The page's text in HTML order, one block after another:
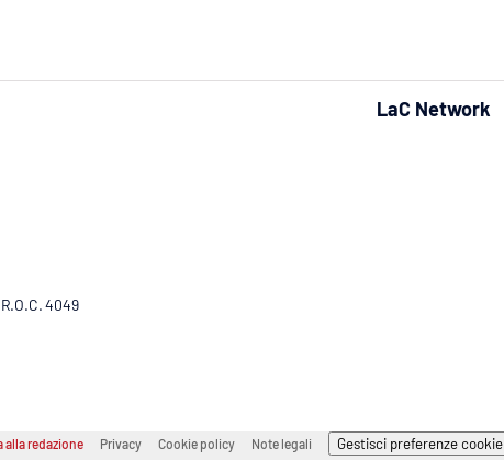
LaC Network
4049
alla redazione Privacy Cookie policy Note legali Gestisci preferenze cookie